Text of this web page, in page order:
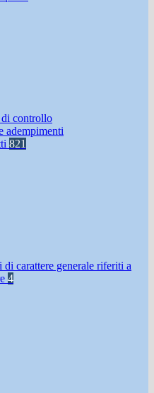
controllo
adempimenti
821
carattere generale riferiti a
4